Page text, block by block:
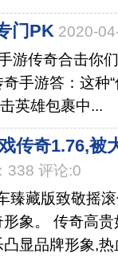
门PK 2020-
游传奇合击你
手游答：这种
英雄包裹中...
传奇1.76,被
338 评论:0
臻藏版致敬摇
象。 传奇高
显品牌形象,热